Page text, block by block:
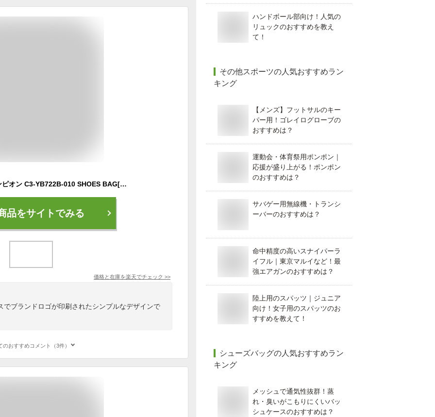
【Champion】チャンピオン C3-YB722B-010 SHOES BAG[ホワイト][シューズバッグ/バスケットボール/スポーツ/シューズケース/サブバッグ/小物入れ/アクセサリー/ユニセックス/男女兼用/部活/クラブ/チーム/学校/C3YB722B]
品をサイトでみる
価格と在庫を楽天でチェック >>
でブランドロゴが印刷されたシンプルなデザインで
のおすすめコメント（3件）
ハンドボール部向け！人気の
リュックのおすすめを教え
て！
その他スポーツの人気おすすめラン
キング
【メンズ】フットサルのキー
パー用！ゴレイログローブの
おすすめは？
運動会・体育祭用ポンポン｜
応援が盛り上がる！ポンポン
のおすすめは？
サバゲー用無線機・トランシ
ーバーのおすすめは？
命中精度の高いスナイパーラ
イフル｜東京マルイなど！最
強エアガンのおすすめは？
陸上用のスパッツ｜ジュニア
向け！女子用のスパッツのお
すすめを教えて！
シューズバッグの人気おすすめラン
キング
メッシュで通気性抜群！蒸
れ・臭いがこもりにくいバッ
シュケースのおすすめは？